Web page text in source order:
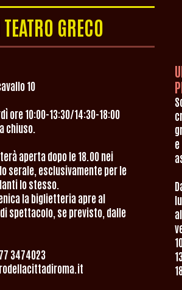
GRECO
10
ore 10:00-13:30/14:30-18:00
chiuso.
aperta dopo le 18.00 nei
serale, esclusivamente per le
lo stesso.
la biglietteria apre al
spettacolo, se previsto, dalle
3474023
e
al